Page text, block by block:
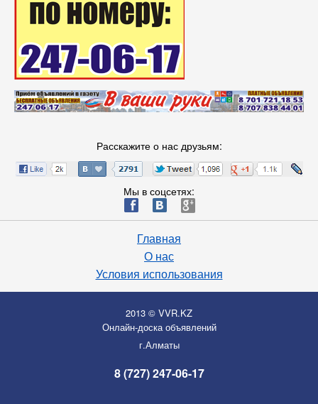
Расскажите о нас друзьям:
Мы в соцсетях:
ä æ è
Главная
О нас
Условия использования
2013 © VVR.KZ
Онлайн-доска объявлений
г.Алматы
8 (727) 247-06-17